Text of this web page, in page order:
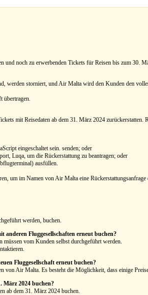
noch zu erwerbenden Tickets für Reisen bis zum 30.
storniert, und Air Malta wird den Kunden den
übertragen.
mit Reisedaten ab dem 31. März 2024
eingeschaltet sein. senden; oder
Luqa, um die Rückerstattung zu beantragen; oder
ausfüllen.
um im Namen von Air Malta eine Rückerstattungsanfrage
werden, buchen.
Fluggesellschaften erneut buchen?
vom Kunden selbst durchgeführt werden.
Fluggesellschaft erneut buchen?
Air Malta. Es besteht die Möglichkeit, dass einige
März 2024 buchen?
ab dem 31. März 2024 buchen.